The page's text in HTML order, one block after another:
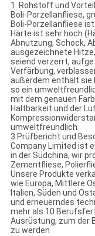
1. Rohstoff und
Boli-Porzellanfliese,
Boli-Porzellanfliese
Härte ist sehr hoch
Abnutzung, Schock,
ausgezeichnete
seiend verzerrt,
Verfärbung,
außerdem enthält sie
so ein
mit dem genauen
Haltbarkeit und der
umweltfreundlich
3 Prüfbericht und
Company Limited ist
in der Südchina, wir
Zementfliese,
Unsere Produkte
wie Europa, Mittlere
Italien, Süden und
und erneuerndes
mehr als 10
Ausrüstung, zum der
zu werden